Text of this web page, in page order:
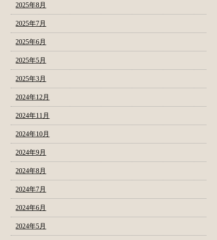
2025年8月
2025年7月
2025年6月
2025年5月
2025年3月
2024年12月
2024年11月
2024年10月
2024年9月
2024年8月
2024年7月
2024年6月
2024年5月